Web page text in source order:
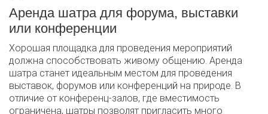
Аренда шатра для форума, выставки
или конференции
Хорошая площадка для проведения мероприятий
должна способствовать живому общению. Аренда
шатра станет идеальным местом для проведения
выставок, форумов или конференций на природе. В
отличие от конференц-залов, где вместимость
ограничена, шатры позволят пригласить много